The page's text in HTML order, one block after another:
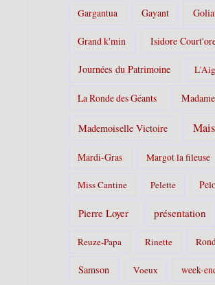
Gargantua Gayant
Grand k'min Isidore
Journées du Patrimoine
La Ronde des Géants
Mademoiselle Victoire
Mardi-Gras Margot la fileuse
Miss Cantine Pelette
Pierre Loyer présentation
Reuze-Papa Rinette
Samson Voeux week-